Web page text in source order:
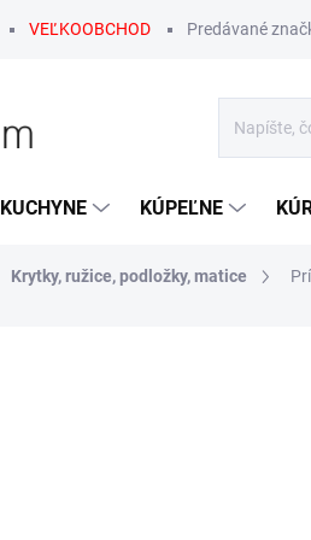
VEĽKOOBCHOD Predávané
KUCHYNE KÚPEĽNE
Krytky, ružice, podložky, matice